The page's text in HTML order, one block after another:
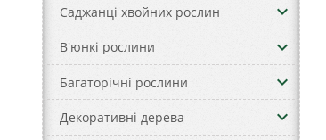
Саджанці хвойних рослин keyboard_arrow_down
В'юнкі рослини keyboard_arrow_down
Багаторічні рослини keyboard_arrow_down
Декоративні дерева keyboard_arrow_down